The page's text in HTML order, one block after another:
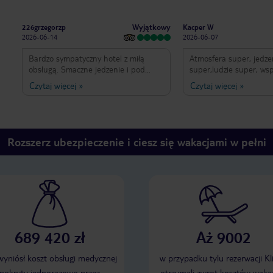
226grzegorzp
2026-06-14
Wyjątkowy
Bardzo sympatyczny hotel z miłą
obsługą. Smaczne jedzenie i pod
dostatkiem. Hotel i dla rodzin i dla
starszych. Każdy znajdzie tutaj
Restauracje tematyczne z równie miłą
obslugą. Hotel przy mikroplaży ale ze
Pokoje wygladają świeżo. Zadowoleni z
pobytu.
Czytaj więcej »
Kacper W
2026-06-07
Atmosfera super,
super,ludzie super,
będą super
Czytaj więcej »
Rozszerz ubezpieczenie i ciesz się wakacjami w pełni
689 420 zł
koszt obsługi medycznej
Aż 9002
w przypadku tylu rezerwacji